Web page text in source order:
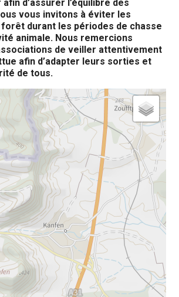
d’assurer l’équilibre des
vous invitons à éviter les
durant les périodes de chasse
animale. Nous remercions
de veiller attentivement
afin d’adapter leurs sorties et
de tous.